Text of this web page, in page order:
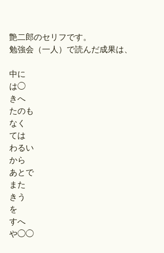
艶二郎のセリフです。
勉強会（一人）で読んだ成果は、
中に
は◯
きへ
たのも
なく
ては
わるい
から
あとで
また
きう
を
すへ
や◯◯